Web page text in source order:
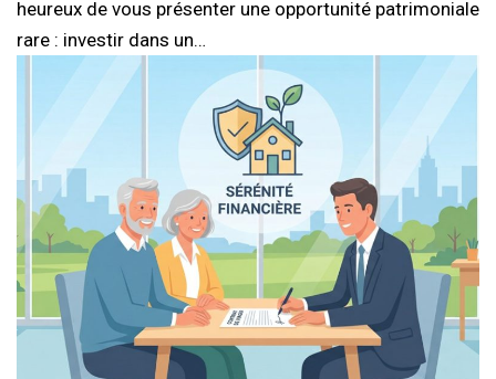
heureux de vous présenter une opportunité patrimoniale
rare : investir dans un…